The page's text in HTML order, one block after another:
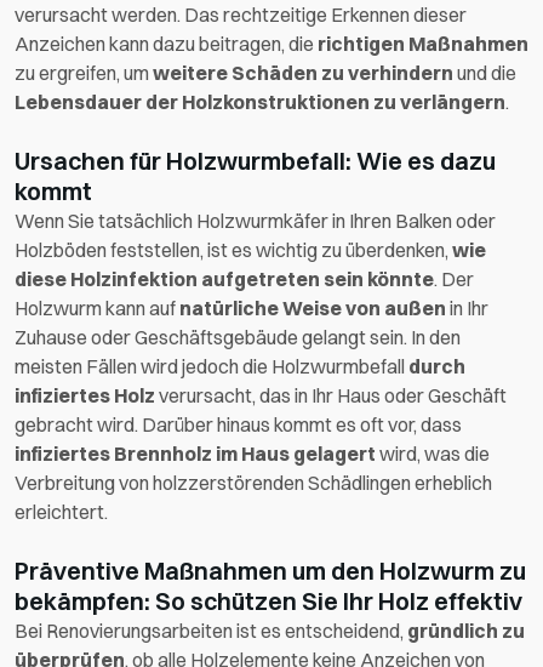
verursacht werden. Das rechtzeitige Erkennen dieser
Anzeichen kann dazu beitragen, die richtigen Maßnahmen
zu ergreifen, um weitere Schäden zu verhindern und die
Lebensdauer der Holzkonstruktionen zu verlängern.
Ursachen für Holzwurmbefall: Wie es dazu
kommt
Wenn Sie tatsächlich Holzwurmkäfer in Ihren Balken oder
Holzböden feststellen, ist es wichtig zu überdenken, wie
diese Holzinfektion aufgetreten sein könnte. Der
Holzwurm kann auf natürliche Weise von außen in Ihr
Zuhause oder Geschäftsgebäude gelangt sein. In den
meisten Fällen wird jedoch die Holzwurmbefall durch
infiziertes Holz verursacht, das in Ihr Haus oder Geschäft
gebracht wird. Darüber hinaus kommt es oft vor, dass
infiziertes Brennholz im Haus gelagert wird, was die
Verbreitung von holzzerstörenden Schädlingen erheblich
erleichtert.
Präventive Maßnahmen um den Holzwurm zu
bekämpfen: So schützen Sie Ihr Holz effektiv
Bei Renovierungsarbeiten ist es entscheidend, gründlich zu
überprüfen, ob alle Holzelemente keine Anzeichen von